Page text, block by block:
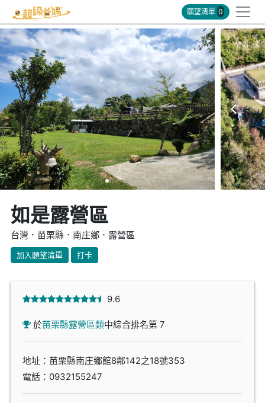
願望清單 0
如是露營區
台灣．苗栗縣．南庄鄉．露營區
加入願望清單 打卡
9.6
於苗栗縣露營區類中綜合排名第 7
地址：苗栗縣南庄鄉館8鄰142之18號353
電話： 0932155247